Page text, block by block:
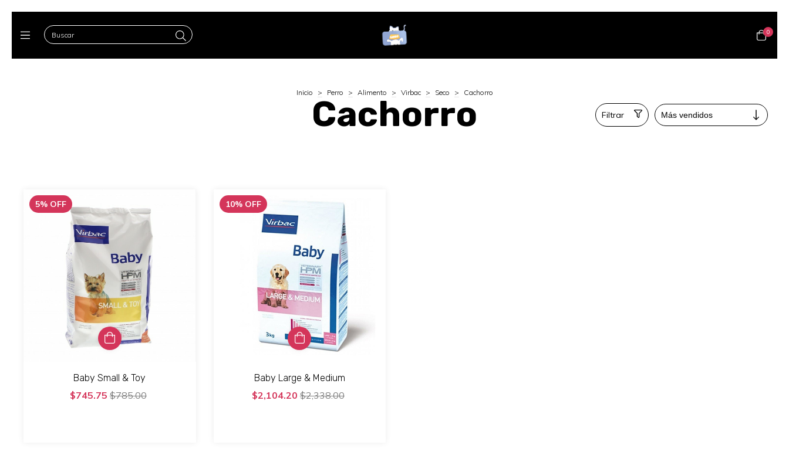
0
Inicio > Perro > Alimento > Virbac > Seco > Cachorro
Cachorro Filtrar
5% OFF
Baby Small & Toy
$745.75$785.00
10% OFF
Baby Large & Medium
$2,104.20$2,338.00